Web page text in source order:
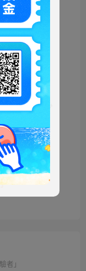
您挑選
ファートート
Tote
ス ぬいぐるみ
ちゃん
ーキャラクター
トストラップ
ション
者」